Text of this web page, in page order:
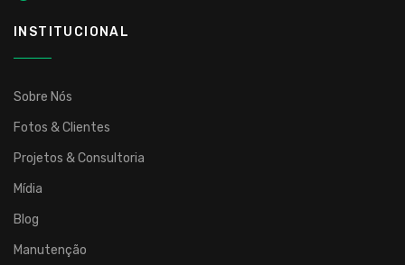
INSTITUCIONAL
Sobre Nós
Fotos & Clientes
Projetos & Consultoria
Mídia
Blog
Manutenção